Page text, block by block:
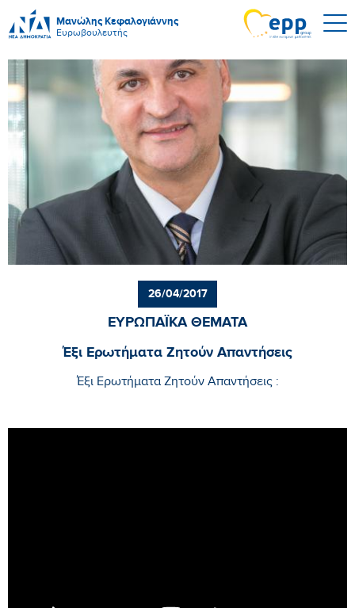
Μανώλης Κεφαλογιάννης
Ευρωβουλευτής
26/04/2017
ΕΥΡΩΠΑΪΚΑ ΘΕΜΑΤΑ
Έξι Ερωτήματα Ζητούν Απαντήσεις
Έξι Ερωτήματα Ζητούν Απαντήσεις :